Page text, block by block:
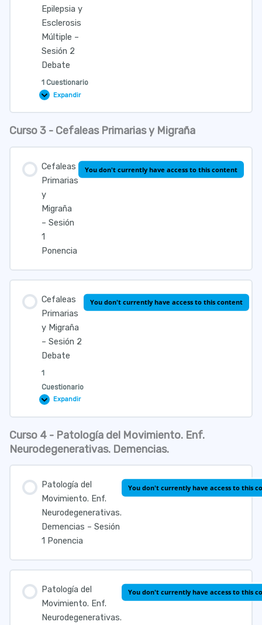
Epilepsia y
Esclerosis
Múltiple –
Sesión 2
Debate
1 Cuestionario
Expandir
Enfermedades
Epilepsia
Esclerosis
Múltiple
Debate
Lección Contenido
Cuestionario Enfermedades Vasculares, Epilepsia y
Esclerosis Múltiple
Curso 3 - Cefaleas Primarias y Migraña
Cefaleas
Primarias
y
Migraña
– Sesión
1
Ponencia
You don't currently have access to this content
Cefaleas
Primarias
y Migraña
– Sesión 2
Debate
1
Cuestionario
You don't currently have access to this content
Expandir
Cefaleas
y
–
Sesión
2
Debate
Lección Contenido
Cuestionario Cefaleas Primarias y Migraña
Curso 4 - Patología del Movimiento. Enf.
Neurodegenerativas. Demencias.
Patología del
Movimiento. Enf.
Neurodegenerativas.
Demencias – Sesión
1 Ponencia
You don't currently have access to this
Patología del
Movimiento. Enf.
Neurodegenerativas.
You don't currently have access to this